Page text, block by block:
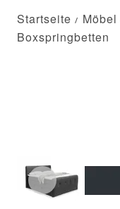
Startseite Möbel
Boxspringbetten